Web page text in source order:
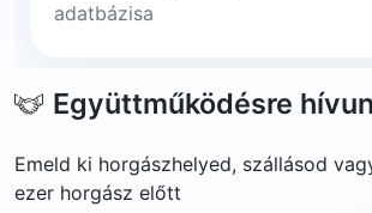
adatbázisa
Együttműködésre
Emeld ki horgászhelyed, szállásod
ezer horgász előtt